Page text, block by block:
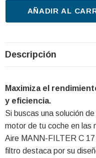
AÑADIR AL
Descripción
Maximiza el
y eficiencia.
Si buscas una solución
motor de tu coche en las
Aire MANN-FILTER C
filtro destaca por su